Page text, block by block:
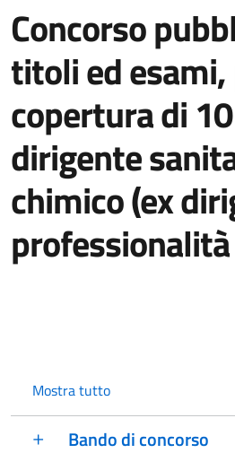
Concorso
titoli ed
copertura di
dirigente
chimico (ex
Mostra tutto
Bando di concorso